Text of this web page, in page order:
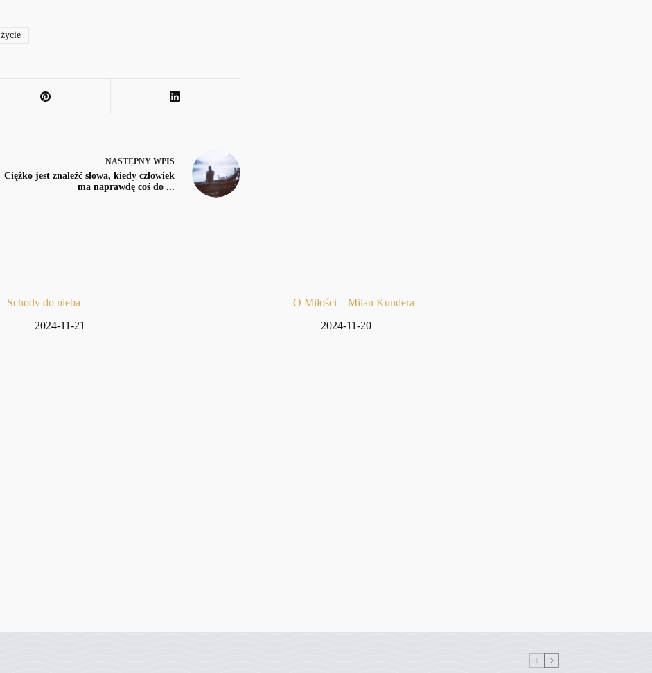
życie
NASTĘPNY WPIS
Ciężko jest znaleźć słowa, kiedy człowiek
ma naprawdę coś do ...
Schody do nieba
2024-11-21
O Miłości – Milan Kundera
2024-11-20